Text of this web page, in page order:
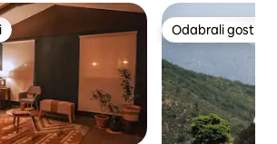
s oznakom „Odabrali gosti”
Odabrali gosti
Odabrali gosti